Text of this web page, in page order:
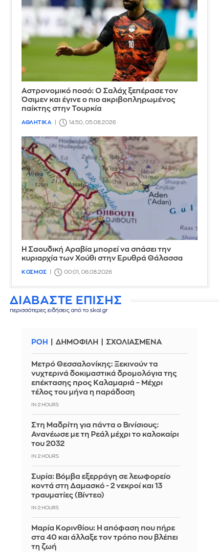
Αστρονομικό ποσό: Ο Σαλάχ ξεπέρασε τον
Όσιμεν και έγινε ο πιο ακριβοπληρωμένος
παίκτης στην Τουρκία
ΑΘΛΗΤΙΚΑ 14:50, 05.08.2026
Η Σαουδική Αραβία μπορεί να σπάσει την
κυριαρχία των Χούθι στην Ερυθρά Θάλασσα
ΚΟΣΜΟΣ 00:01, 06.08.2026
ΔΙΑΒΑΣΤΕ ΕΠΙΣΗΣ
περισσότερες ειδήσεις από το skai.gr
ΡΟΗ ΔΗΜΟΦΙΛΗ ΣΧΟΛΙΑΣΜΕΝΑ
Μετρό Θεσσαλονίκης: Ξεκινούν τα
νυχτερινά δοκιμαστικά δρομολόγια της
επέκτασης προς Καλαμαριά – Μέχρι
τέλος του μήνα η παράδοση
IN 2 HOURS
Στη Μαδρίτη για πάντα ο Βινίσιους:
Ανανέωσε με τη Ρεάλ μέχρι το καλοκαίρι
του 2032
IN 2 HOURS
Συρία: Βόμβα εξερράγη σε λεωφορείο
κοντά στη Δαμασκό - 2 νεκροί και 13
τραυματίες (Βίντεο)
IN 2 HOURS
Μαρία Κορινθίου: Η απόφαση που πήρε
στα 40 και άλλαξε τον τρόπο που βλέπει
τη ζωή